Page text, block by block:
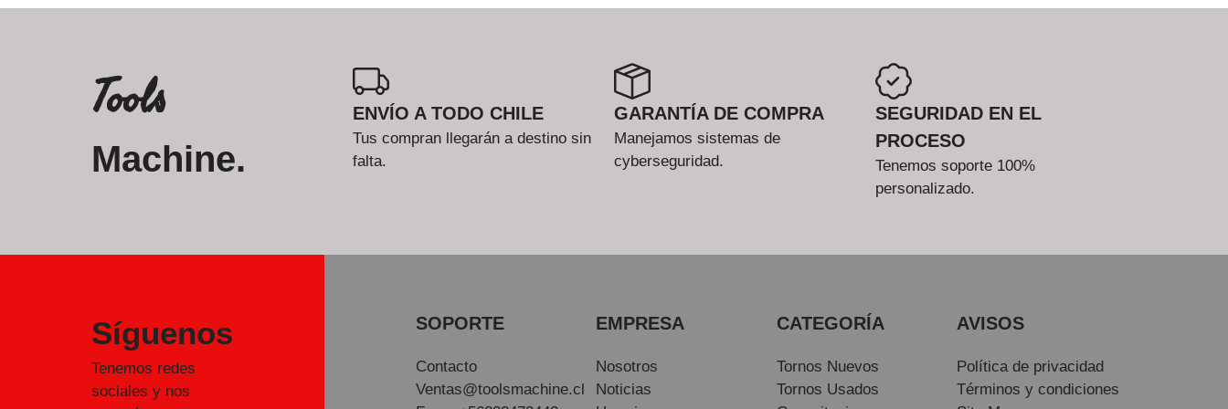
Tools
Machine.
ENVÍO A TODO CHILE
Tus compran llegarán a destino sin
falta.
GARANTÍA DE COMPRA
Manejamos sistemas de
cyberseguridad.
SEGURIDAD EN EL
PROCESO
Tenemos soporte 100%
personalizado.
Síguenos
Tenemos redes
sociales y nos
SOPORTE
Contacto
Ventas@toolsmachine.cl
EMPRESA
Nosotros
Noticias
CATEGORÍA
Tornos Nuevos
Tornos Usados
AVISOS
Política de privacidad
Términos y condiciones